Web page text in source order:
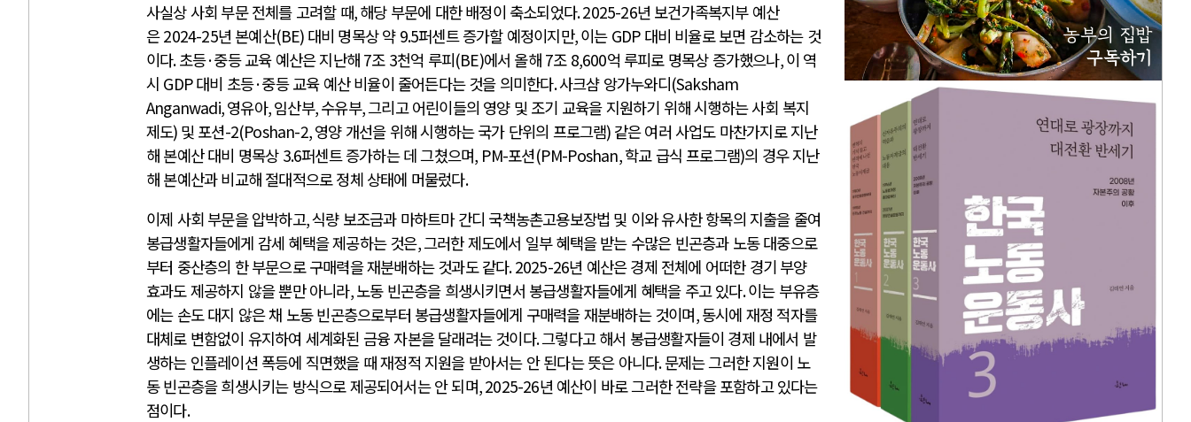
사실상 사회 부문 전체를 고려할 때,해당 부문에 대한 배정이 축소되었다. 2025-26년 보건가족복지부 예산
은2024-25년 본예산(BE) 대비 명목상 약 9.5퍼센트 증가할 예정이지만,이는 GDP 대비 비율로 보면 감소하는 것
이다.초등·중등 교육 예산은 지난해 7조 3천억 루피(BE)에서 올해 7조 8,600억 루피로 명목상 증가했으나,이 역
시 GDP대비 초등·중등 교육 예산 비율이 줄어든다는 것을 의미한다.사크샴 앙가누와디(Saksham
Anganwadi,영유아,임산부,수유부,그리고 어린이들의 영양 및 조기 교육을 지원하기 위해 시행하는 사회 복지
제도) 및 포션-2(Poshan-2,영양 개선을 위해 시행하는 국가 단위의 프로그램) 같은 여러 사업도 마찬가지로 지난
해 본예산 대비 명목상 3.6퍼센트 증가하는 데 그쳤으며, PM-포션(PM-Poshan,학교 급식 프로그램)의 경우 지난
해 본예산과 비교해 절대적으로 정체 상태에 머물렀다.
이제 사회 부문을 압박하고,식량 보조금과 마하트마 간디 국책농촌고용보장법 및 이와 유사한 항목의 지출을 줄여
봉급생활자들에게 감세 혜택을 제공하는 것은,그러한 제도에서 일부 혜택을 받는 수많은 빈곤층과 노동 대중으로
부터 중산층의 한 부문으로 구매력을 재분배하는 것과도 같다. 2025-26년 예산은 경제 전체에 어떠한 경기 부양
효과도 제공하지 않을 뿐만 아니라,노동 빈곤층을 희생시키면서 봉급생활자들에게 혜택을 주고 있다.이는 부유층
에는 손도 대지 않은 채 노동 빈곤층으로부터 봉급생활자들에게 구매력을 재분배하는 것이며,동시에 재정 적자를
대체로 변함없이 유지하여 세계화된 금융 자본을 달래려는 것이다.그렇다고 해서 봉급생활자들이 경제 내에서 발
생하는 인플레이션 폭등에 직면했을 때 재정적 지원을 받아서는 안 된다는 뜻은 아니다.문제는 그러한 지원이 노
동 빈곤층을 희생시키는 방식으로 제공되어서는 안 되며, 2025-26년 예산이 바로 그러한 전략을 포함하고 있다는
점이다.